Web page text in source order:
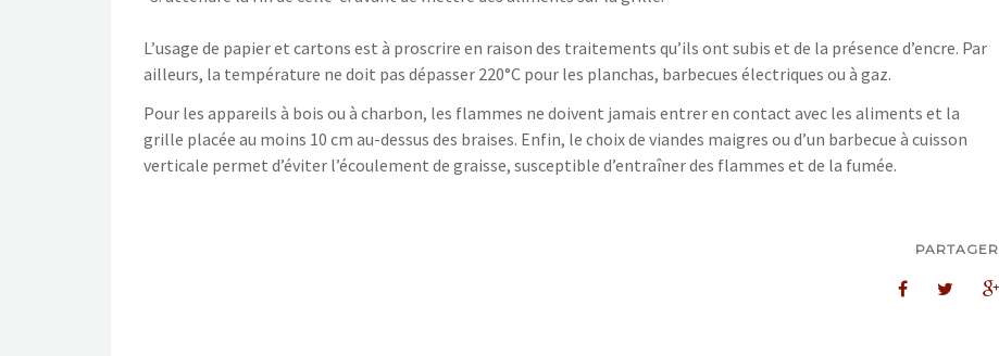
L’usage de papier et cartons est à proscrire en raison des traitements qu’ils ont subis et de la présence d’encre. Par
ailleurs, la température ne doit pas dépasser 220°C pour les planchas, barbecues électriques ou à gaz.
Pour les appareils à bois ou à charbon, les flammes ne doivent jamais entrer en contact avec les aliments et la
grille placée au moins 10 cm au-dessus des braises. Enfin, le choix de viandes maigres ou d’un barbecue à cuisson
verticale permet d’éviter l’écoulement de graisse, susceptible d’entraîner des flammes et de la fumée.
PARTAGER